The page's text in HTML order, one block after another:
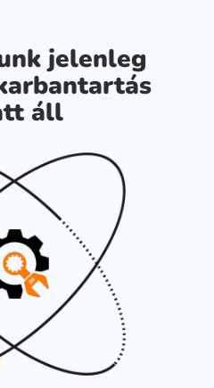
jelenleg
áll